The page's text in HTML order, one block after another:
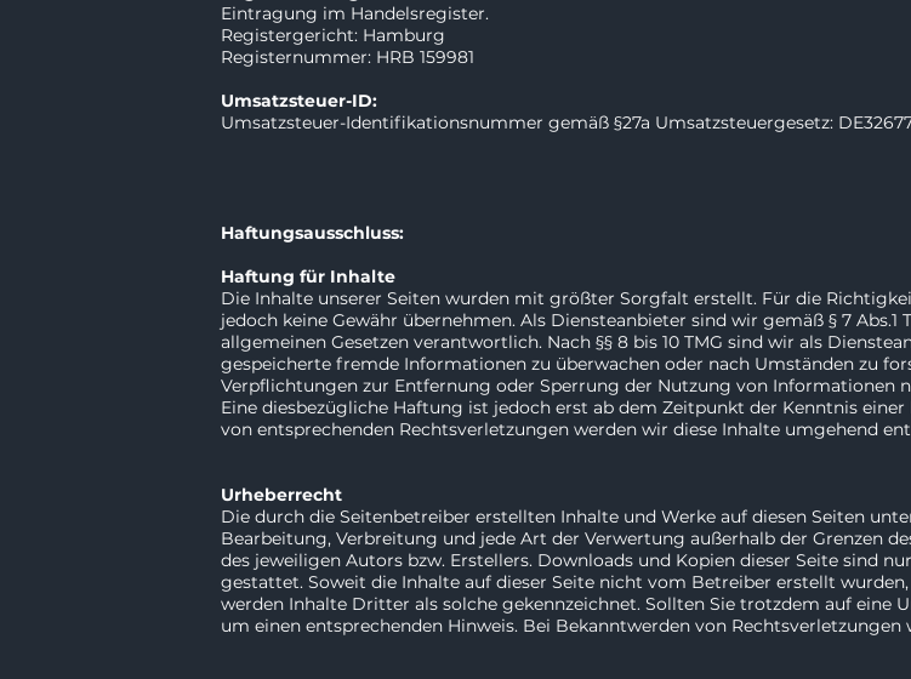
Eintragung im Handelsregister.
Registergericht: Hamburg
Registernummer: HRB 159981
Umsatzsteuer-ID:
Umsatzsteuer-Identifikationsnummer gemäß §27a Umsatzsteuergesetz:
Haftungsausschluss:
Haftung für Inhalte
Die Inhalte unserer Seiten wurden mit größter Sorgfalt erstellt. Für die
jedoch keine Gewähr übernehmen. Als Diensteanbieter sind wir gemäß § 7
allgemeinen Gesetzen verantwortlich. Nach §§ 8 bis 10 TMG sind wir als
gespeicherte fremde Informationen zu überwachen oder nach Umständen zu
Verpflichtungen zur Entfernung oder Sperrung der Nutzung von Informationen
Eine diesbezügliche Haftung ist jedoch erst ab dem Zeitpunkt der Kenntnis
von entsprechenden Rechtsverletzungen werden wir diese Inhalte umgehend
Urheberrecht
Die durch die Seitenbetreiber erstellten Inhalte und Werke auf diesen Seiten
Bearbeitung, Verbreitung und jede Art der Verwertung außerhalb der Grenzen
des jeweiligen Autors bzw. Erstellers. Downloads und Kopien dieser Seite sind
gestattet. Soweit die Inhalte auf dieser Seite nicht vom Betreiber erstellt
werden Inhalte Dritter als solche gekennzeichnet. Sollten Sie trotzdem auf
um einen entsprechenden Hinweis. Bei Bekanntwerden von